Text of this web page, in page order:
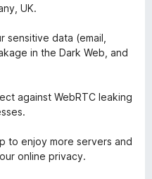
UK.
sensitive data (email,
in the Dark Web, and
against WebRTC leaking
to enjoy more servers and
online privacy.